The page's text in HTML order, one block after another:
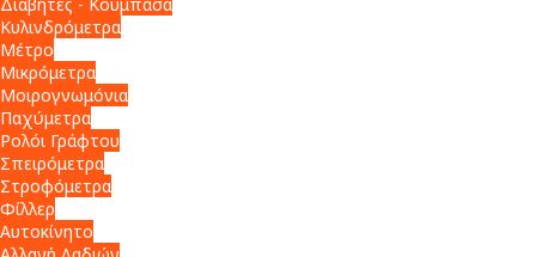
Κυλινδρόμετρα
Μέτρο
Μικρόμετρα
Μοιρογνωμόνια
Παχύμετρα
Ρολόι Γράφτου
Σπειρόμετρα
Στροφόμετρα
Φίλλερ
Αυτοκίνητο